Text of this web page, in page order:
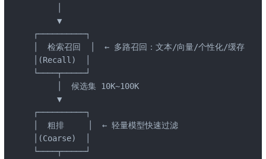
     ▼
┌──────────┐
│  检索召回  │  ← 多路召回：文本/向量/个性化/缓
│(Recall)  │
└────┬─────┘
     │  候选集 10K~100K
     ▼
┌──────────┐
│  粗排     │  ← 轻量模型快速过滤
│(Coarse)  │
└────┬─────┘